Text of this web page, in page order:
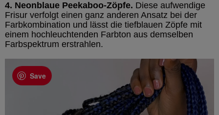
4. Neonblaue Peekaboo-Zöpfe. Diese aufwendige
Frisur verfolgt einen ganz anderen Ansatz bei der
Farbkombination und lässt die tiefblauen Zöpfe mit
einem hochleuchtenden Farbton aus demselben
Farbspektrum erstrahlen.
Save